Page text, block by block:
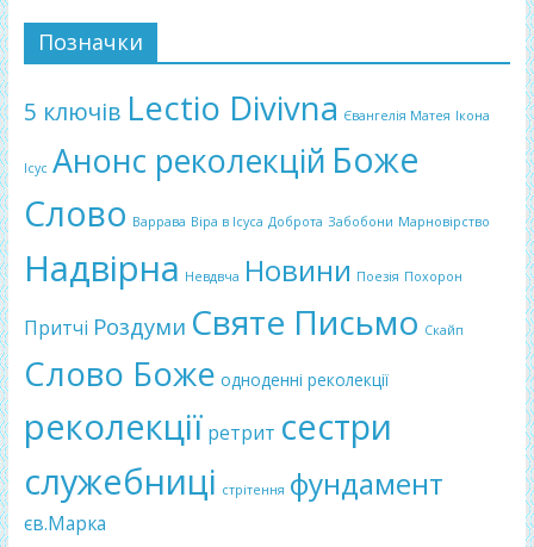
Позначки
5 ключів Lectio Divivna Євангелія Матея Ікона
Ісус Анонс реколекцій Боже
Слово Варрава Віра в Ісуса Доброта Забобони Марновірство
Надвірна Невдвча Новини Поезія Похорон
Притчі Роздуми Святе Письмо Скайп
Слово Боже одноденні реколекції
реколекції ретрит сестри
служебниці стрітення фундамент
єв.Марка